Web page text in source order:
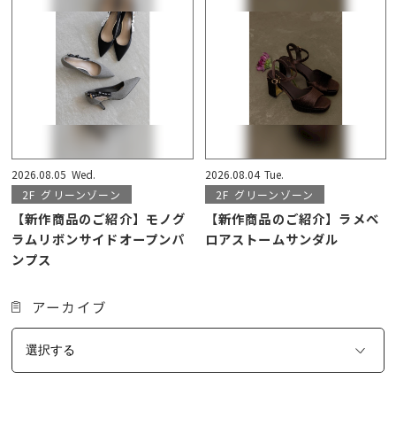
2026.08.05 Wed.
2F グリーンゾーン
【新作商品のご紹介】モノグ
ラムリボンサイドオープンパ
ンプス
2026.08.04 Tue.
2F グリーンゾーン
【新作商品のご紹介】ラメベ
ロアストームサンダル
アーカイブ